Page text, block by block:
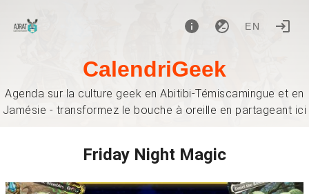
EN
CalendriGeek
Agenda sur la culture geek en Abitibi-Témiscamingue et en
Jamésie - transformez le bouche à oreille en partageant ici
Friday Night Magic